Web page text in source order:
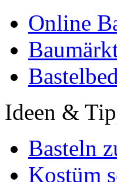
Online
Ideen &
Basteln
Kostüm